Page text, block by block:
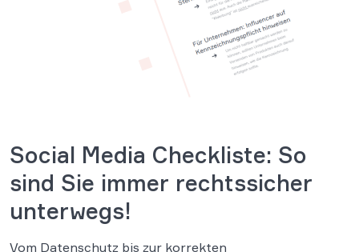
Social Media Checkliste: So
sind Sie immer rechtssicher
unterwegs!
Vom Datenschutz bis zur korrekten